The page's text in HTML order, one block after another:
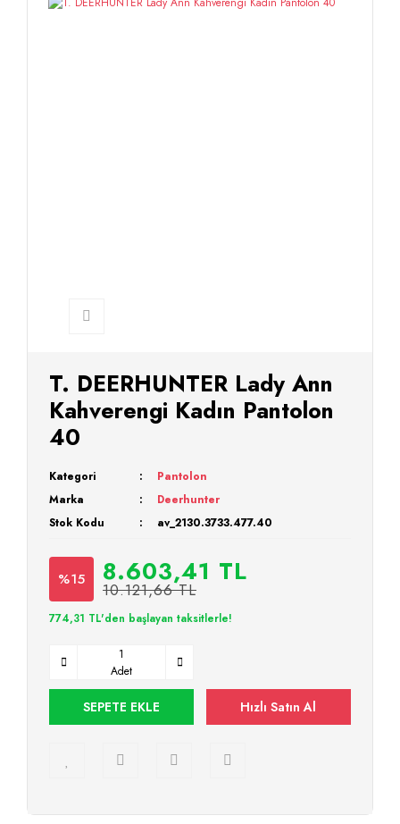
T. DEERHUNTER Lady Ann
Kahverengi Kadın Pantolon
40
Kategori
Pantolon
Marka
Deerhunter
Stok Kodu
av_2130.3733.477.40
%15 8.603,41 TL
10.121,66 TL
774,31 TL'den başlayan taksitlerle!
Adet
SEPETE EKLE Hızlı Satın Al